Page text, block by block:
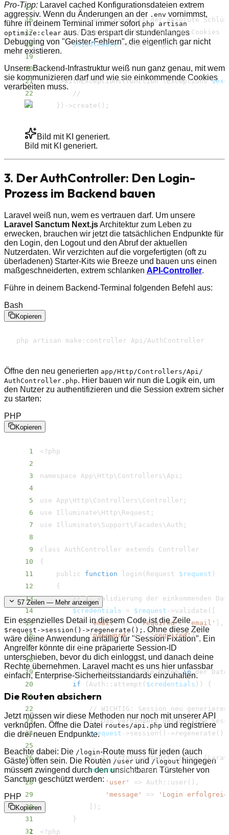
15
16
// Diese Zeile ist der absolute
17
// Sie aktiviert die Session-Cookies
18
$middleware->statefulApi( ) ;
19
20
})
21
    -
>withExceptions(function (Exceptions
22
23
} ) - >create ( ) ;
Pro-Tipp: Laravel cached Konfigurationsdateien extrem
aggressiv. Wenn du Änderungen an der .env vornimmst,
führe in deinem Terminal immer sofort php artisan
optimize:clear aus. Das erspart dir stundenlanges
Debugging von "Geister-Fehlern", die eigentlich gar nicht
mehr existieren.
Unsere Backend-Infrastruktur weiß nun ganz genau, mit wem
sie kommunizieren darf und wie sie einkommende Cookies
verarbeiten muss.
Bild mit KI generiert.
Bild mit KI generiert.
3. Der AuthController: Den Login-
Prozess im Backend bauen
Laravel weiß nun, wem es vertrauen darf. Um unsere
Laravel Sanctum Next.jsArchitektur zum Leben zu
erwecken, brauchen wir jetzt die tatsächlichen Endpunkte für
den Login, den Logout und den Abruf der aktuellen
Nutzerdaten. Wir verzichten auf die vorgefertigten (oft zu
überladenen) Starter-Kits wie Breeze und bauen uns einen
maßgeschneiderten, extrem schlanken API-Controller.
Führe in deinem Backend-Terminal folgenden Befehl aus:
Bash
Kopieren
php artisan make:controller Api/​AuthController
Öffne den neu generierten app/​Http/​Controllers/​Api/​
AuthController.php. Hier bauen wir nun die Logik ein, um
den Nutzer zu authentifizieren und die Session extrem sicher
zu starten:
PHP
Kopieren
1 <
2
3
namespace App\ Http\ Controllers \ Api ;
4
5
use App\ Http\ Controllers \ Controller ;
6
use Illuminate\ Http\ Request ;
7
use Illuminate\ Support\ Facades \ Auth ;
8
9
10
{
11
    public
function login ( Request $request )
12
{
13
        //
1
14
$credentials = $request - >validate (
15
'email' => ['required', 'email'
16
'password' => 'required'
17
] );
18
19
        //
2 . Prüfen, ob die Daten in
20
if ( Auth::attempt ( $credentials ))
{
21
22
            // WICHTIG: Session neu generieren
23
24
$request - > session ( ) - > regenerate ( )
25
26
            //
3. Erfolgsantwort senden (
27
return response() ->json([
28
'user' => Auth::user ( )
29
'message' =>
'Login
30
) ;
31
}
32
57Zeilen — Mehr anzeigen
Ein essenzielles Detail in diesem Code ist die Zeile
$request->session()->regenerate(); . Ohne diese Zeile
wäre deine Anwendung anfällig für "Session Fixation". Ein
Angreifer könnte dir eine präparierte Session-ID
unterschieben, bevor du dich einloggst, und danach deine
Rechte übernehmen. Laravel macht es uns hier unfassbar
einfach, Enterprise-Sicherheitsstandards einzuhalten.
Die Routen absichern
Jetzt müssen wir diese Methoden nur noch mit unserer API
verknüpfen. Öffne die Dateiroutes/​api.php und registriere
die drei neuen Endpunkte.
Beachte dabei: Die /​login-Route muss für jeden (auch
Gäste) offen sein. Die Routen /​userund /​logouthingegen
müssen zwingend durch den unsichtbaren Türsteher von
Sanctum geschützt werden:
PHP
Kopieren
1 <